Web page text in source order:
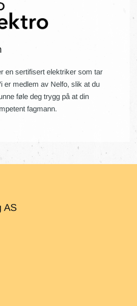
en sertifisert elektriker som tar
er medlem av Nelfo, slik at du
føle deg trygg på at din
fagmann.
AS